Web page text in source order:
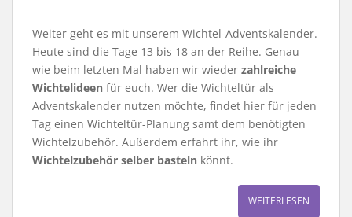
Weiter geht es mit unserem Wichtel-Adventskalender.
Heute sind die Tage 13 bis 18 an der Reihe. Genau
wie beim letzten Mal haben wir wieder zahlreiche
Wichtelideen für euch. Wer die Wichteltür als
Adventskalender nutzen möchte, findet hier für jeden
Tag einen Wichteltür-Planung samt dem benötigten
Wichtelzubehör. Außerdem erfahrt ihr, wie ihr
Wichtelzubehör selber basteln könnt.
WEITERLESEN